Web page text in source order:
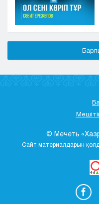
© Мечеть
Сайт материалдарын